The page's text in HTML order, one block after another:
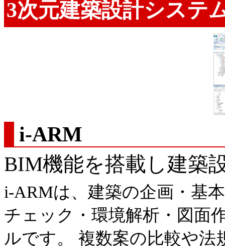
3次元建築設計システ
i-ARM
BIM機能を搭載し建築
i-ARMは、建築の企画・基
チェック・環境解析・図面
ルです。 複数案の比較や